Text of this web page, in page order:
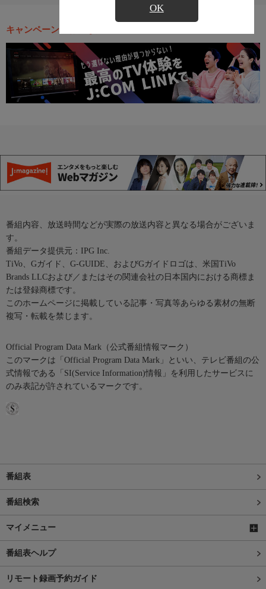
OK
キャンペーン・お得な情報
番組内容、放送時間などが実際の放送内容と異なる場合がございま
す。
番組データ提供元：IPG Inc.
TiVo、Gガイド、G-GUIDE、およびGガイドロゴは、米国TiVo
Brands LLCおよび／またはその関連会社の日本国内における商標ま
たは登録商標です。
このホームページに掲載している記事・写真等あらゆる素材の無断
複写・転載を禁じます。
Official Program Data Mark（公式番組情報マーク）
このマークは「Official Program Data Mark」といい、テレビ番組の公
式情報である「SI(Service Information)情報」を利用したサービスに
のみ表記が許されているマークです。
番組表
番組検索
マイメニュー
番組表ヘルプ
リモート録画予約ガイド